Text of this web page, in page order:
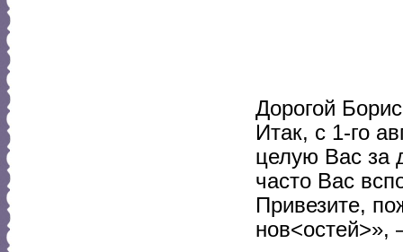
Дорогой
Итак, с 1-го
целую Вас за
часто Вас
Привезите,
нов<остей>»,